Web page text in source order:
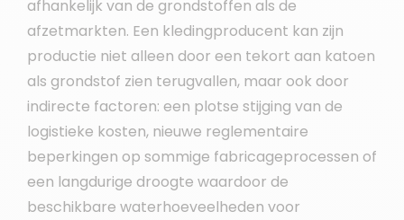
afhankelijk van de grondstoffen als de
afzetmarkten. Een kledingproducent kan zijn
productie niet alleen door een tekort aan katoen
als grondstof zien terugvallen, maar ook door
indirecte factoren: een plotse stijging van de
logistieke kosten, nieuwe reglementaire
beperkingen op sommige fabricageprocessen of
een langdurige droogte waardoor de
beschikbare waterhoeveelheden voor